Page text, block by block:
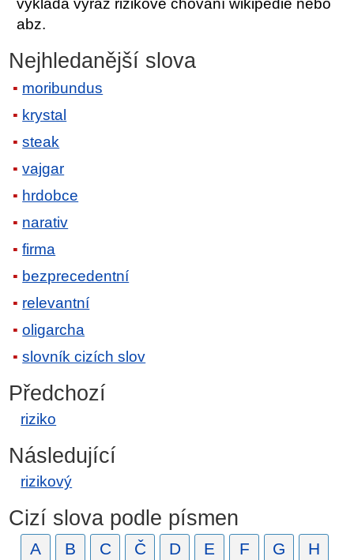
abz.
Nejhledanější slova
moribundus
krystal
steak
vajgar
hrdobce
narativ
firma
bezprecedentní
relevantní
oligarcha
slovník cizích slov
Předchozí
riziko
Následující
rizikový
Cizí slova podle písmen
A B C Č D E F G H